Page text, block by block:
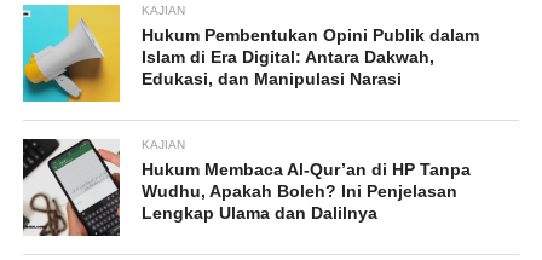
KAJIAN
Hukum Pembentukan Opini Publik dalam
Islam di Era Digital: Antara Dakwah,
Edukasi, dan Manipulasi Narasi
KAJIAN
Hukum Membaca Al-Qur’an di HP Tanpa
Wudhu, Apakah Boleh? Ini Penjelasan
Lengkap Ulama dan Dalilnya